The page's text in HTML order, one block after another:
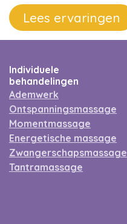
Lees ervaringen
Individuele
behandelingen
Ademwerk
Ontspanningsmassage
Momentmassage
Energetische massage
Zwangerschapsmassage
Tantramassage